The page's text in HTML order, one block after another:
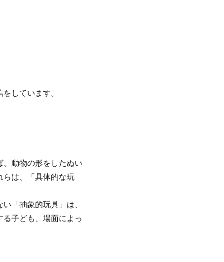
しています。
動物の形をしたぬい
らは、「具体的な玩
「抽象的玩具」は、
子ども、場面によっ